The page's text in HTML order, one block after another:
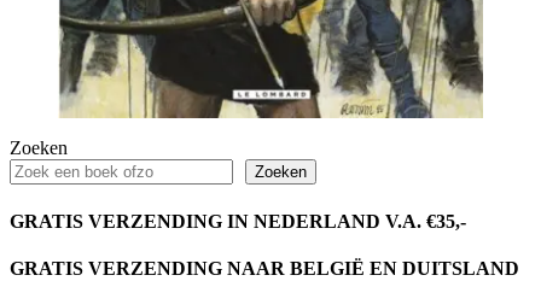
Zoeken
Zoeken
GRATIS VERZENDING IN NEDERLAND V.A. €35,-
GRATIS VERZENDING NAAR BELGIË EN DUITSLAND